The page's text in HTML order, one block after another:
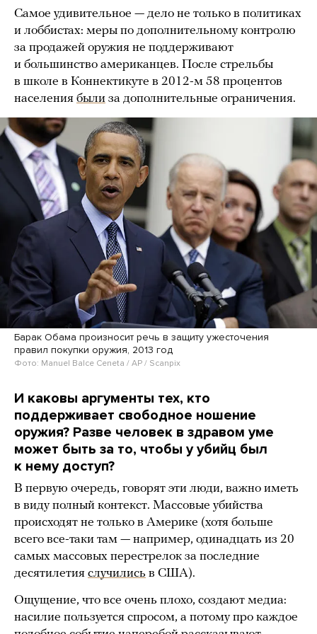
Самое удивительное — дело не только в политиках
и лоббистах: меры по дополнительному контролю
за продажей оружия не поддерживают
и большинство американцев. После стрельбы
в школе в Коннектикуте в 2012-м 58 процентов
населения были за дополнительные ограничения.
Барак Обама произносит речь в защиту ужесточения
правил покупки оружия, 2013 год
Фото: Manuel Balce Ceneta / AP / Scanpix
И каковы аргументы тех, кто
поддерживает свободное ношение
оружия? Разве человек в здравом уме
может быть за то, чтобы у убийц был
к нему доступ?
В первую очередь, говорят эти люди, важно иметь
в виду полный контекст. Массовые убийства
происходят не только в Америке (хотя больше
всего все-таки там — например, одинадцать из 20
самых массовых перестрелок за последние
десятилетия случились в США).
Ощущение, что все очень плохо, создают медиа:
насилие пользуется спросом, а потому про каждое